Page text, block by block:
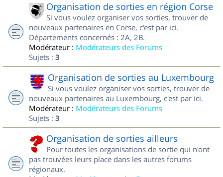
Organisation de sorties en région Corse
Si vous voulez organiser vos sorties, trouver de
nouveaux partenaires en Corse, c'est par ici.
Départements concernés : 2A, 2B.
Modérateur : Modérateurs des Forums
Sujets : 3
Organisation de sorties au Luxembourg
Si vous voulez organiser vos sorties, trouver de
nouveaux partenaires au Luxembourg, c'est par ici.
Modérateur : Modérateurs des Forums
Sujets : 3
Organisation de sorties ailleurs
Pour toutes les organisations de sortie qui n'ont
pas trouvées leurs place dans les autres forums
régionaux.